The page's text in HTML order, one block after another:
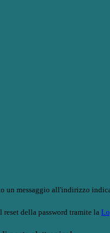
un messaggio all'indirizzo
della password tramite la